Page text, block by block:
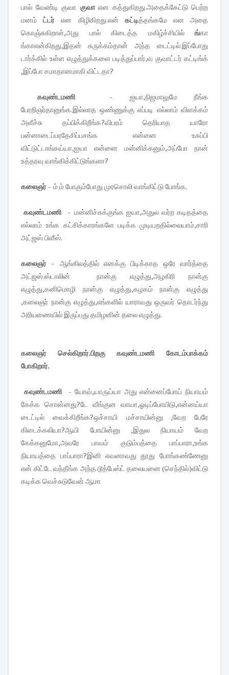
பால் வேண்டி குவா குவாஎன கத்துகிறது.அதைக்கேட்டு பெற்ற
மனம்ட்டர்என கிழிகிறது.என் கட்டித்தங்கமே என அதை
கொஞ்சுகிறாள்,அது பால் கிடைத்த மகிழ்ச்சியில் ங்கா
ங்காஎன்கிறது,இதன் சுருக்கம்தான் அந்த டைட்டில்.இப்போது
டார்க்கில் உள்ள எழுத்துக்களை படித்துப்பார்,வ குவாட்டர் கட்டிங்க்
,இப்போ சமாதானமாகி விட்டதா?
கவுண்டமணி - ஐயா,நிஜமாலுமே நீங்க
பேரறிஞர்தானுங்க.இல்லாத ஒண்ணுக்கு எப்படி எல்லாம் விளக்கம்
அளீச்சு தப்பிக்கிறீங்க?விபரம் தெரியாத யாரோ
பன்னாடைப்பரதேசிப்பசங்க என்னை உசுப்பி
விட்டுட்டாங்கய்யா,ஐயா என்னை மன்னிக்கனும்,அப்போ நான்
உத்தரவு வாங்கிக்கிட்டுங்களா?
கலைஞர் - ம் ம் போகும்போது முரசொலி வாங்கிட்டு போங்க.
கவுண்டமணி - மன்னிச்சுக்குங்க ஐயா,அதுல வர்ற கடிதத்தை
எல்லாம் உங்க கட்சிக்காரங்களே படிக்க முடியறதில்லையாம்,சாரி
அட்ஜஸ் பிளீஸ்.
கலைஞர் - ஆங்கிலத்தில் எனக்கு பிடிக்காத ஒரே வார்த்தை
அட்ஜஸ்.ஸ்டாலின் நான்கு எழுத்து,அழகிரி நான்கு
எழுத்து,கனிமொழி நான்கு எழுத்து,கழகம் நான்கு எழுத்து
,கலைஞர் நான்கு எழுத்து,எங்களில் யாராவது ஒருவர் தொடர்ந்து
அரியணையில் இருப்பது தமிழனின் தலை எழுத்து.
கலைஞர் செல்கிறார்.பிறகு கவுண்டமணி கோடம்பாக்கம்
போகிறார்.
கவுண்டமணி -யோவ்,யாருய்யா அது என்னைப்போய் நியாயம்
கேக்க சொன்னது?டே வீங்குன வாயா,ஓடிப்போயிடு,என்னய்யா
டைட்டில் வைக்கிறீங்க?ஒச்சாயி மச்சாயின்னு ,வேற பேரே
கிடைக்கலியா?ஆயி போயின்னு ,இதுல நியாயம் வேற
கேக்கனுமோ,அவரே பாவம் குடும்பத்தை பாப்பாரா,உங்க
நியாயத்தை பாப்பாரா?இனி எவனாவது தூது போங்கண்ணேனு
என் கிட்டே வந்தீங்க அந்த டூத்பேஸ்ட் தலையனை (செந்தில்)விட்டு
கடிக்க வெச்சுடுவேன் ஆமா